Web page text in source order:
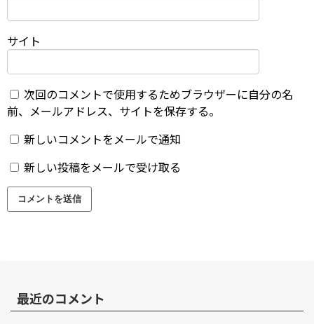
サイト
次回のコメントで使用するためブラウザーに自分の名
前、メールアドレス、サイトを保存する。
新しいコメントをメールで通知
新しい投稿をメールで受け取る
最近のコメント